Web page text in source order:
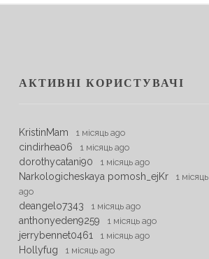
АКТИВНІ КОРИСТУВАЧІ
KristinMam 1 місяць ago
cindirhea06 1 місяць ago
dorothycatani90 1 місяць ago
Narkologicheskaya pomosh_ejKr
1 місяць
ago
deangelo7343 1 місяць ago
anthonyeden9259 1 місяць ago
jerrybennet0461 1 місяць ago
Hollyfug 1 місяць ago